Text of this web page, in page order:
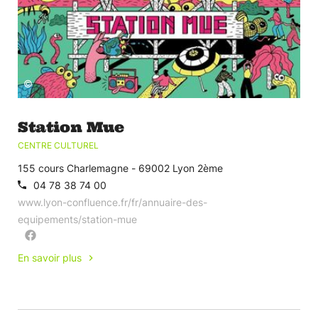
©
Station Mue
CENTRE CULTUREL
155 cours Charlemagne - 69002 Lyon 2ème
04 78 38 74 00
www.lyon-confluence.fr/fr/annuaire-des-
equipements/station-mue
En savoir plus